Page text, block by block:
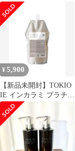
カラミ 700ml
¥5,900
【新品未開封】TOKIO
IE インカラミ プラチナ
ム シャンプー 700ml